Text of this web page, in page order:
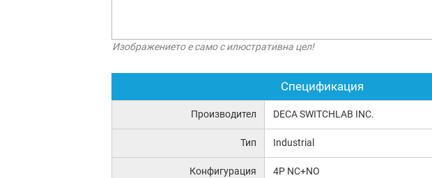
Изображението е само с илюстративна цел!
Спецификация
Производител DECA SWITCHLAB INC.
Тип Industrial
Конфигурация 4P NC+NO